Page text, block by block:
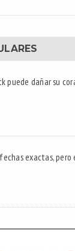
puede dañar su
exactas,